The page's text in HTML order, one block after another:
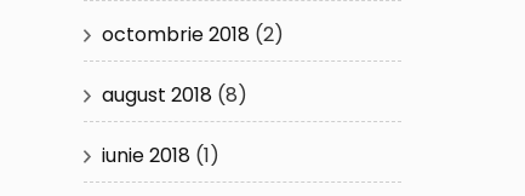
octombrie 2018(2)
august 2018(8)
iunie 2018(1)